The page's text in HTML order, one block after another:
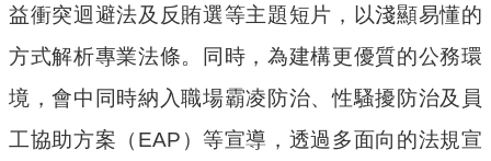
站
導
見
益衝突迴避法及反賄選等主題短片，以淺顯易懂的
方式解析專業法條。同時，為建構更優質的公務環
境，會中同時納入職場霸凌防治、性騷擾防治及員
工協助方案（EAP）等宣導，透過多面向的法規宣